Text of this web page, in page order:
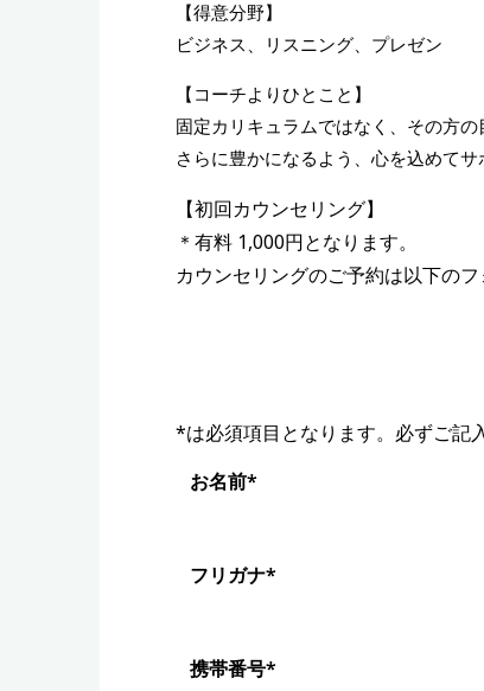
【得意分野】
ビジネス、リスニング、プレゼン
【コーチよりひとこと】
固定カリキュラムではなく、その方
さらに豊かになるよう、心を込めてサ
【初回カウンセリング】
＊有料 1,000円となります。
カウンセリングのご予約は以下のフ
*は必須項目となります。必ずご記
お名前*
フリガナ*
携帯番号*